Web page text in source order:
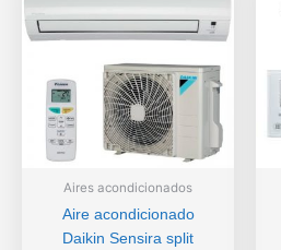
Aires acondicionados
Aire acondicionado
Daikin Sensira split